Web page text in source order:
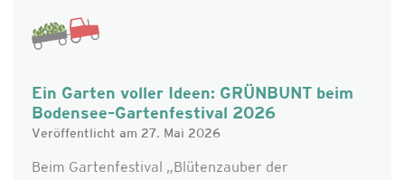
Ein Garten voller Ideen: GRÜNBUNT beim
Bodensee–Gartenfestival 2026
Veröffentlicht am 27. Mai 2026
Beim Gartenfestival „Blütenzauber der